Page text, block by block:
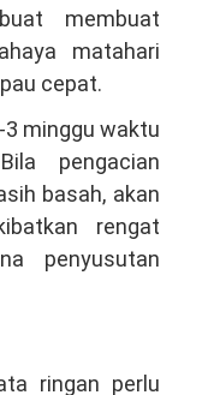
membuat
matahari
cepat.
minggu waktu
pengacian
basah, akan
rengat
penyusutan
ringan perlu